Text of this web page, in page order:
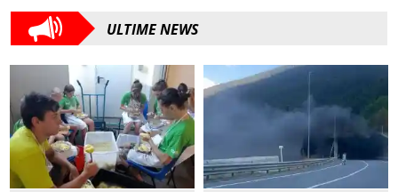
ULTIME NEWS